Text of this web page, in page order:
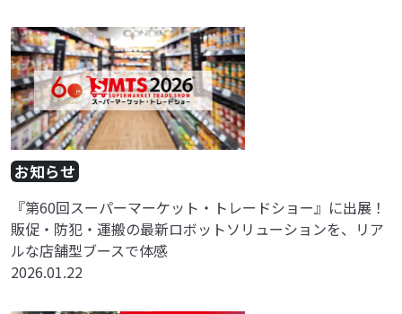
お知らせ
『第60回スーパーマーケット・トレードショー』に出展！
販促・防犯・運搬の最新ロボットソリューションを、リア
ルな店舗型ブースで体感
2026.01.22